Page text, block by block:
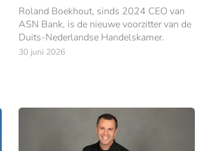
Roland Boekhout, sinds 2024 CEO van
ASN Bank, is de nieuwe voorzitter van de
Duits-Nederlandse Handelskamer.
30 juni 2026